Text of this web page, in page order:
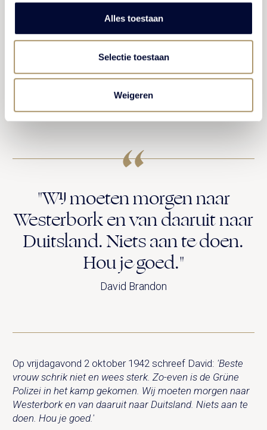
Alles toestaan
Selectie toestaan
Weigeren
nieuwe instructie voor ons gekregen. Alle pakjes en
brieven staan onder censuur, voornamelijk op het oog
van bonnetjes en kwetsende woorden. Een keer per
week (zaterdag) krijgen wij brieven. (…) Er zijn meer
geintjes. We moeten leren exerceren. Stel je voor er zijn
ook ondercommandanten benoemd.'
"Wij moeten morgen naar
Westerbork en van daaruit naar
Duitsland. Niets aan te doen.
Hou je goed."
David Brandon
Op vrijdagavond 2 oktober 1942 schreef David: 'Beste
vrouw schrik niet en wees sterk. Zo-even is de Grüne
Polizei in het kamp gekomen. Wij moeten morgen naar
Westerbork en van daaruit naar Duitsland. Niets aan te
doen. Hou je goed.'